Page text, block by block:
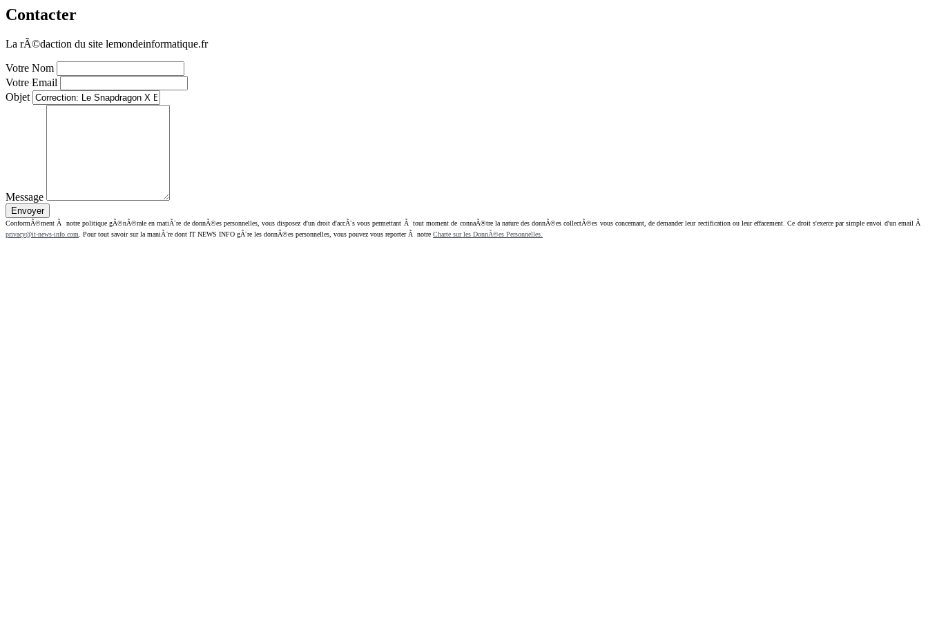
Contacter
La rÃ©daction du site lemondeinformatique.fr
Votre Nom
Votre Email
Objet
Message
ConformÃ©ment Ã notre politique gÃ©nÃ©rale en matiÃ¨re de donnÃ©es personnelles, vous disposez d'un droit d'accÃ¨s vous permettant Ã tout moment de connaÃ®tre la nature des donnÃ©es collectÃ©es vous concernant, de demander leur rectification ou leur effacement. Ce droit s'exerce par simple envoi d'un email Ã
privacy@it-news-info.com . Pour tout savoir sur la maniÃ¨re dont IT NEWS INFO gÃ¨re les donnÃ©es personnelles, vous pouvez vous reporter Ã notre Charte sur les DonnÃ©es Personnelles.